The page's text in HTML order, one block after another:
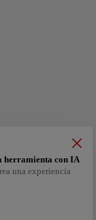
favoritos para crear
personalizado
pasos y descargable
herramienta con IA
una experiencia